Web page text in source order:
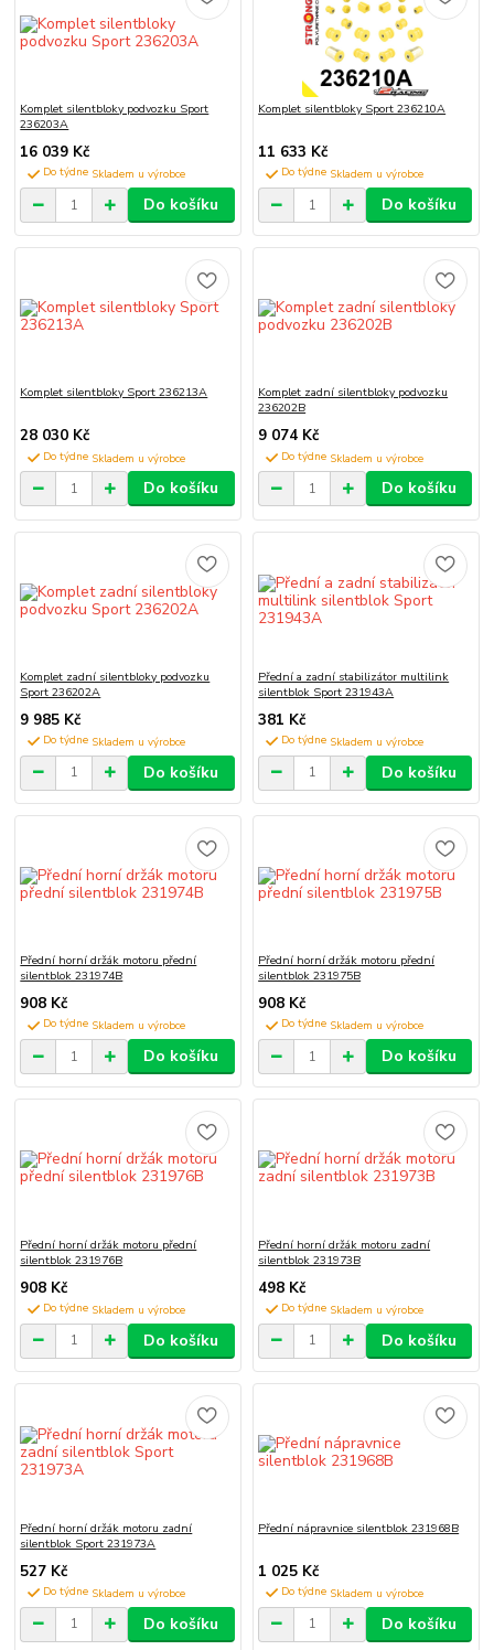
Komplet silentbloky podvozku Sport
236203A
16 039 Kč
Do týdne
Do košíku
Komplet silentbloky Sport 236210A
11 633 Kč
Do týdne
Do košíku
Komplet silentbloky Sport 236213A
28 030 Kč
Do týdne
Do košíku
Komplet zadní silentbloky podvozku
236202B
9 074 Kč
Do týdne
Do košíku
Komplet zadní silentbloky podvozku
Sport 236202A
9 985 Kč
Do týdne
Do košíku
Přední a zadní stabilizátor multilink
silentblok Sport 231943A
381 Kč
Do týdne
Do košíku
Přední horní držák motoru přední
silentblok 231974B
908 Kč
Do týdne
Do košíku
Přední horní držák motoru přední
silentblok 231975B
908 Kč
Do týdne
Do košíku
Přední horní držák motoru přední
silentblok 231976B
908 Kč
Do týdne
Do košíku
Přední horní držák motoru zadní
silentblok 231973B
498 Kč
Do týdne
Do košíku
Přední horní držák motoru zadní
silentblok Sport 231973A
527 Kč
Do týdne
Do košíku
Přední nápravnice silentblok 231968B
1 025 Kč
Do týdne
Do košíku